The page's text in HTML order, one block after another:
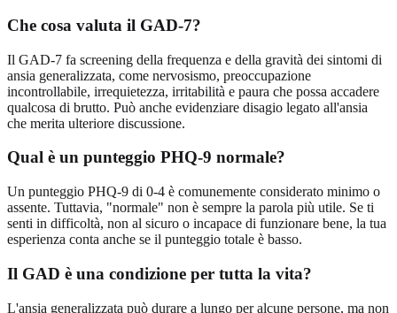
Che cosa valuta il GAD-7?
Il GAD-7 fa screening della frequenza e della gravità dei sintomi di
ansia generalizzata, come nervosismo, preoccupazione
incontrollabile, irrequietezza, irritabilità e paura che possa accadere
qualcosa di brutto. Può anche evidenziare disagio legato all'ansia
che merita ulteriore discussione.
Qual è un punteggio PHQ-9 normale?
Un punteggio PHQ-9 di 0-4 è comunemente considerato minimo o
assente. Tuttavia, "normale" non è sempre la parola più utile. Se ti
senti in difficoltà, non al sicuro o incapace di funzionare bene, la tua
esperienza conta anche se il punteggio totale è basso.
Il GAD è una condizione per tutta la vita?
L'ansia generalizzata può durare a lungo per alcune persone, ma non